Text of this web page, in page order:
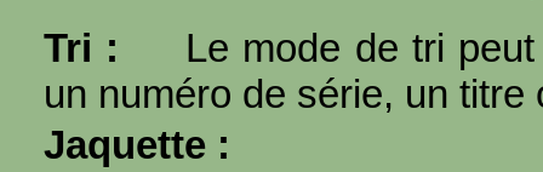
Tri :
Le mode de tri
un numéro de série, un titre
Jaquette :